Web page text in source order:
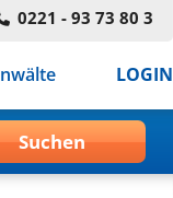
0221 - 93 73 80 3
LOGIN